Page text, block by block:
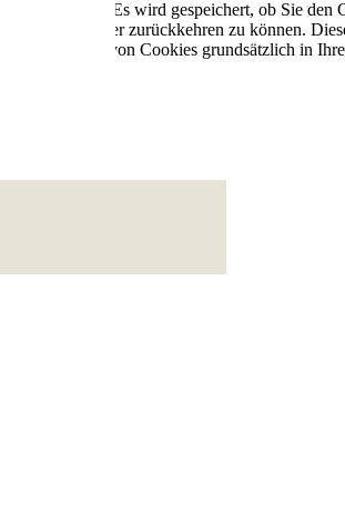
verwendet. Es wird gespeichert, ob Sie den
um wieder zurückkehren zu können.
das Setzen von Cookies grundsätzlich in